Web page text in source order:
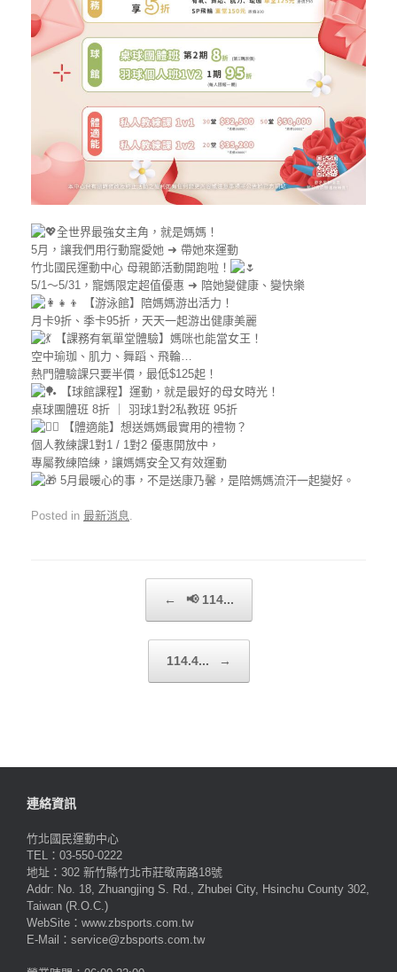
全世界最強女主角，就是媽媽！
5月，讓我們用行動寵愛她 ➜ 帶她來運動
竹北國民運動中心 母親節活動開跑啦！
5/1～5/31，寵媽限定超值優惠 ➜ 陪她變健康、變快樂
【游泳館】陪媽媽游出活力！
月卡9折、季卡95折，天天一起游出健康美麗
【課務有氧單堂體驗】媽咪也能當女王！
空中瑜珈、肌力、舞蹈、飛輪…
熱門體驗課只要半價，最低$125起！
【球館課程】運動，就是最好的母女時光！
桌球團體班 8折 ｜ 羽球1對2私教班 95折
【體適能】想送媽媽最實用的禮物？
個人教練課1對1 / 1對2 優惠開放中，
專屬教練陪練，讓媽媽安全又有效運動
5月最暖心的事，不是送康乃馨，是陪媽媽流汗一起變好。
Posted in 最新消息
← 📢 114...
114.4... →
連絡資訊
竹北國民運動中心
TEL：03-550-0222
地址：302 新竹縣竹北市莊敬南路18號
Addr: No. 18, Zhuangjing S. Rd., Zhubei City, Hsinchu County 302,
Taiwan (R.O.C.)
WebSite：www.zbsports.com.tw
E-Mail：service@zbsports.com.tw